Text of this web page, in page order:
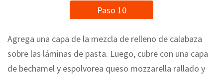
Paso 10
Agrega una capa de la mezcla de relleno de calabaza
sobre las láminas de pasta. Luego, cubre con una capa
de bechamel y espolvorea queso mozzarella rallado y